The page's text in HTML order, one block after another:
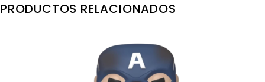
PRODUCTOS RELACIONADOS